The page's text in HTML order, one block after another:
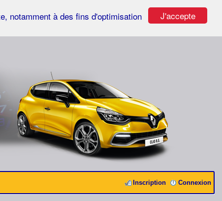
J'accepte
notamment à des fins d'optimisation
Connexion
Inscription